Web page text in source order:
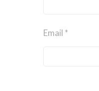
Email *